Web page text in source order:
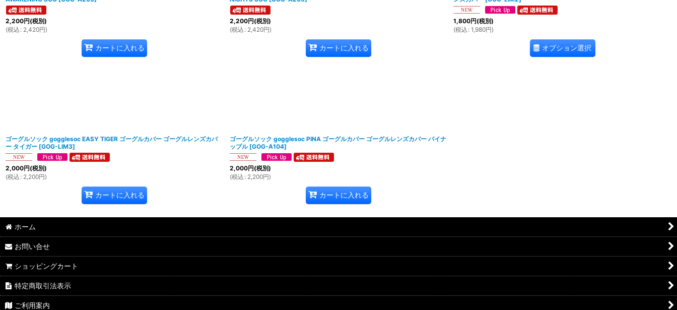
2,200円(税別)
(税込 : 2,420円)
カートに入れる
2,200円(税別)
(税込 : 2,420円)
カートに入れる
1,800円(税別)
(税込 : 1,980円)
オプション選択
ゴーグルソック gogglesoc EASY TIGER ゴーグルカバー ゴーグルレンズカバ
ー タイガー [GOG-LIM3]
2,000円(税別)
(税込 : 2,200円)
カートに入れる
ゴーグルソック gogglesoc PINA ゴーグルカバー ゴーグルレンズカバー パイナ
ップル [GOG-A104]
2,000円(税別)
(税込 : 2,200円)
カートに入れる
ホーム
お問い合せ
ショッピングカート
特定商取引法表示
ご利用案内